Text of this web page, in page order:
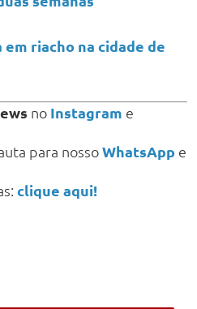
riacho na cidade de
no Instagram e
para nossoWhatsApp e
clique aqui!